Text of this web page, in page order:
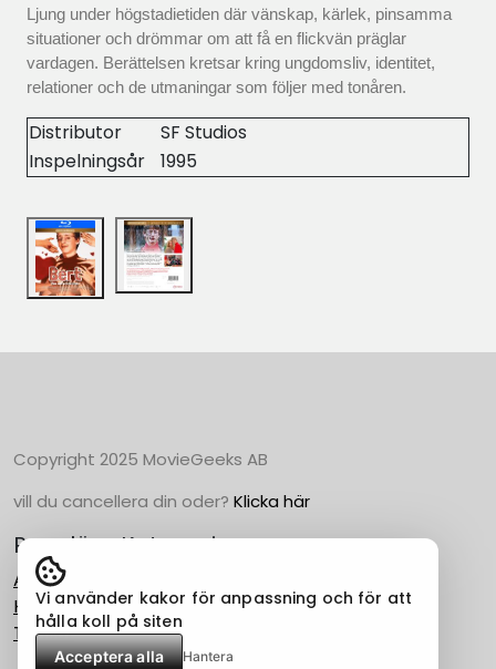
Ljung under högstadietiden där vänskap, kärlek, pinsamma
situationer och drömmar om att få en flickvän präglar
vardagen. Berättelsen kretsar kring ungdomsliv, identitet,
relationer och de utmaningar som följer med tonåren.
Distributor
SF Studios
Inspelningsår
1995
Copyright 2025 MovieGeeks AB
vill du cancellera din oder? Klicka här
Populära Kategorier
Action
Horror
Thriller
Vi använder kakor för anpassning och för att
hålla koll på siten
Acceptera alla Hantera